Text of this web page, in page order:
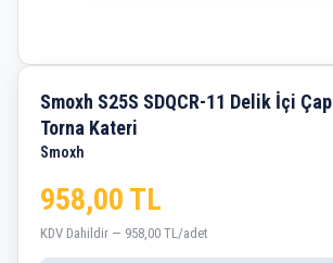
Smoxh S25S SDQCR-11 Delik İçi Çap
Torna Kateri
Smoxh
958,00 TL
KDV Dahildir — 958,00 TL/adet